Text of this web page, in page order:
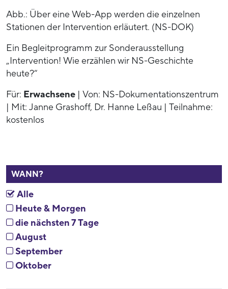
Abb.: Über eine Web-App werden die einzelnen
Stationen der Intervention erläutert. (NS-DOK)
Ein Begleitprogramm zur Sonderausstellung
„Intervention! Wie erzählen wir NS-Geschichte
heute?“
Für: Erwachsene | Von: NS-Dokumentationszentrum
| Mit: Janne Grashoff, Dr. Hanne Leßau | Teilnahme:
kostenlos
WANN?
Alle
Heute & Morgen
die nächsten 7 Tage
August
September
Oktober